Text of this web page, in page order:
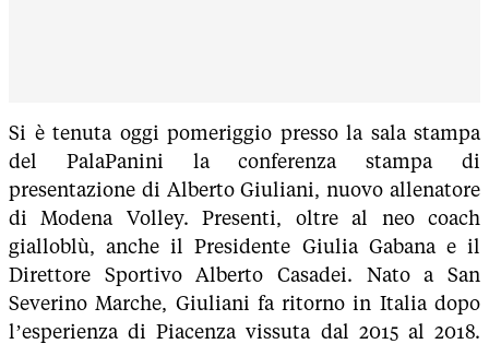
Si è tenuta oggi pomeriggio presso la sala stampa
del PalaPanini la conferenza stampa di
presentazione di Alberto Giuliani, nuovo allenatore
di Modena Volley. Presenti, oltre al neo coach
gialloblù, anche il Presidente Giulia Gabana e il
Direttore Sportivo Alberto Casadei. Nato a San
Severino Marche, Giuliani fa ritorno in Italia dopo
l’esperienza di Piacenza vissuta dal 2015 al 2018.